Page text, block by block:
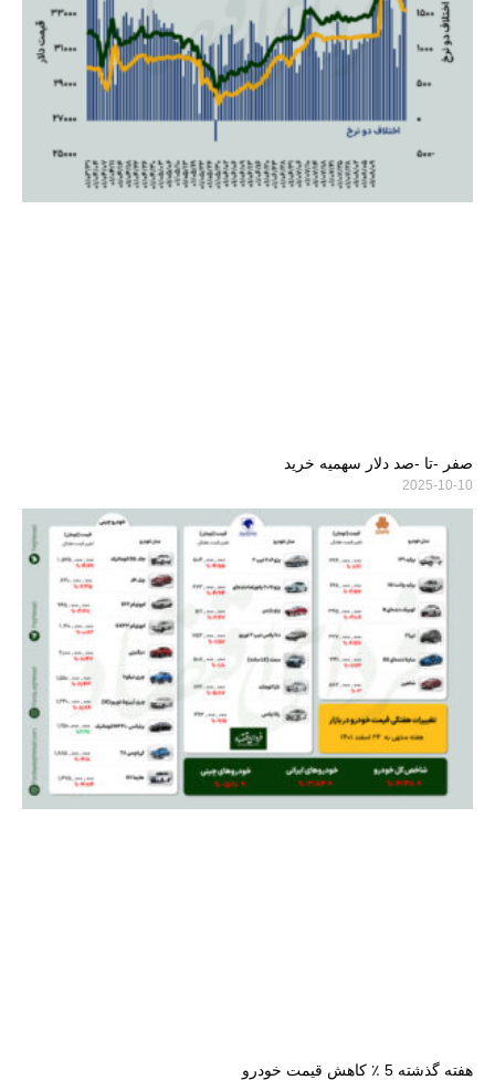
صفر -تا -صد دلار سهمیه خرید
2025-10-10
هفته گذشته 5 ٪ کاهش قیمت خودرو